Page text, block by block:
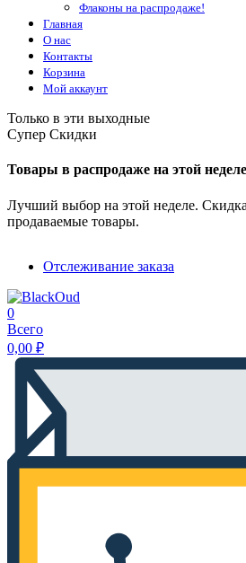
Флаконы на распродаже!
Главная
О нас
Контакты
Корзина
Мой аккаунт
Только в эти выходные
Супер Скидки
Товары в распродаже на этой неделе
Лучший выбор на этой неделе.
продаваемые товары.
Отслеживание заказа
0
Всего
0,00 ₽